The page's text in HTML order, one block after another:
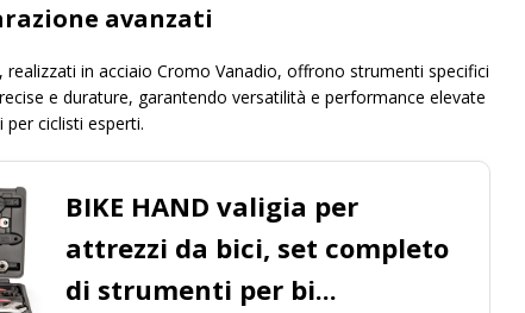
avanzati
in acciaio Cromo Vanadio, offrono strumenti specifici
e durature, garantendo versatilità e performance elevate
ciclisti esperti.
BIKE HAND valigia per
attrezzi da bici, set completo
di strumenti per bi...